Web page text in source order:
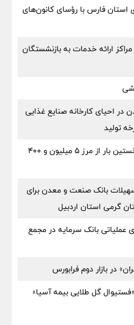
فارس با رؤسای کانون‌های
ارائه خدمات به بازنشستگان
احیای کارخانه صنایع غذایی
تولید
شاخص کل بورس تهران برای نخستین بار از مرز ۵ میلیون و ۴۰۰
تومان تسهیلات بانک صنعت و معدن برای
گرمی استان اردبیل
عملیاتی بانک سرمایه در مجمع
در بازار دوم فرابورس
گل طلایی بیمه آسیا»